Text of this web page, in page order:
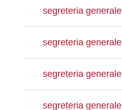
segreteria generale
segreteria generale
segreteria generale
segreteria generale